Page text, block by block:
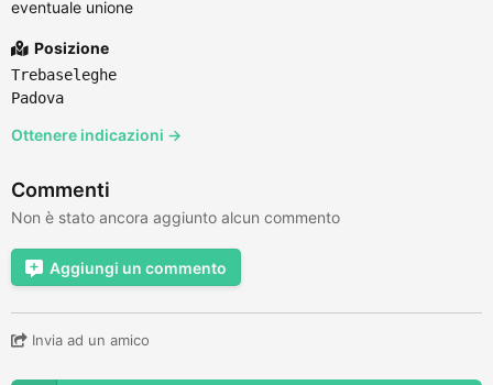
eventuale unione
Posizione
Trebaseleghe
Padova
Ottenere indicazioni →
Commenti
Non è stato ancora aggiunto alcun commento
Aggiungi un commento
Invia ad un amico